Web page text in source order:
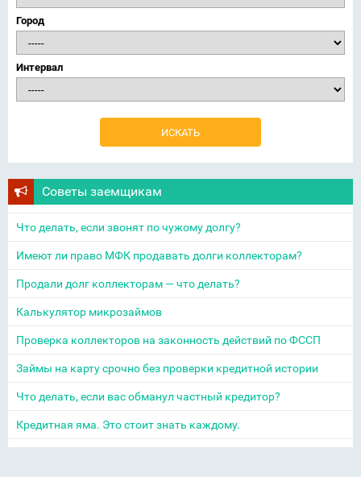
Город
Интервал
Советы заемщикам
Что делать, если звонят по чужому долгу?
Имеют ли право МФК продавать долги коллекторам?
Продали долг коллекторам — что делать?
Калькулятор микрозаймов
Проверка коллекторов на законность действий по ФССП
Займы на карту срочно без проверки кредитной истории
Что делать, если вас обманул частный кредитор?
Кредитная яма. Это стоит знать каждому.